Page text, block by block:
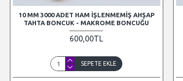
10 MM 3000 ADET HAM İŞLENMEMIŞ AHŞAP
TAHTA BONCUK - MAKROME BONCUĞU
600,00TL
SEPETE EKLE